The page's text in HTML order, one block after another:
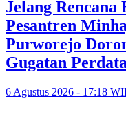
Jelang Rencana
Pesantren
Purworejo
Gugatan
6 Agustus 2026 - 17:18